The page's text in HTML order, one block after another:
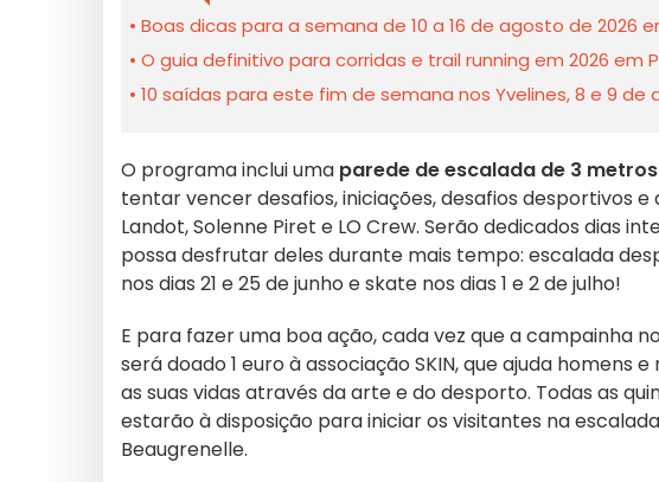
Boas dicas para a semana de 10 a 16 de agosto de 2026
O guia definitivo para corridas e trail running em 2026 em
10 saídas para este fim de semana nos Yvelines, 8 e 9 de
O programa inclui uma parede de escalada de 3
tentar vencer desafios, iniciações, desafios desportivos
Landot, Solenne Piret e LO Crew. Serão dedicados dias
possa desfrutar deles durante mais tempo: escalada
nos dias 21 e 25 de junho e skate nos dias 1 e 2 de julho!
E para fazer uma boa ação, cada vez que a campainha
será doado 1 euro à associação SKIN, que ajuda
as suas vidas através da arte e do desporto. Todas as
estarão à disposição para iniciar os visitantes na
Beaugrenelle.